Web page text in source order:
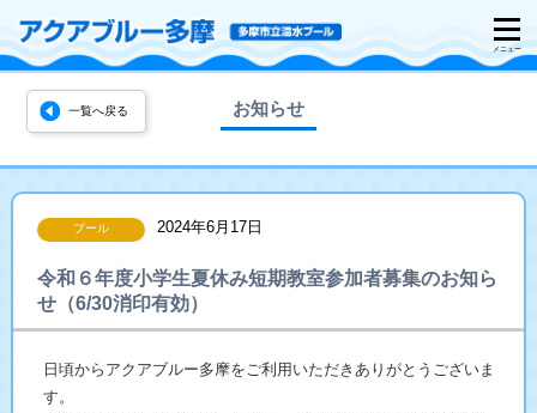
一覧へ戻る お知らせ
プール 2024年6月17日
令和６年度小学生夏休み短期教室参加者募集のお知ら
せ（6/30消印有効）
日頃からアクアブルー多摩をご利用いただきありがとうございま
す。